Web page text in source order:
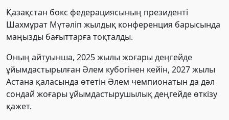
Қазақстан бокс федерациясының президенті
Шахмұрат Мүтәліп жылдық конференция барысында
маңызды бағыттарға тоқталды.
Оның айтуынша, 2025 жылы жоғары деңгейде
ұйымдастырылған Әлем кубогінен кейін, 2027 жылы
Астана қаласында өтетін Әлем чемпионатын да дәл
сондай жоғары ұйымдастырушылық деңгейде өткізу
қажет.